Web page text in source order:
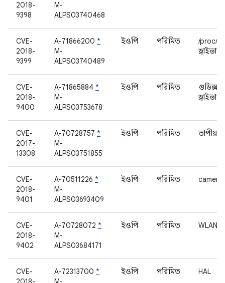
2018-
9398
M-
ALPS03740468
CVE-
2018-
9399
A-71866200 *
M-
ALPS03740489
ইওপি পরিমিত
/proc/
ড্রাইভার
CVE-
2018-
9400
A-71865884 *
M-
ALPS03753678
ইওপি পরিমিত
গুডিক্স
ড্রাইভার
CVE-
2017-
13308
A-70728757 *
M-
ALPS03751855
ইওপি পরিমিত তাপীয়
CVE-
2018-
9401
A-70511226 *
M-
ALPS03693409
ইওপি পরিমিত
CVE-
2018-
9402
A-70728072 *
M-
ALPS03684171
ইওপি পরিমিত WLAN
CVE-
A-72313700 *
ইওপি পরিমিত HAL